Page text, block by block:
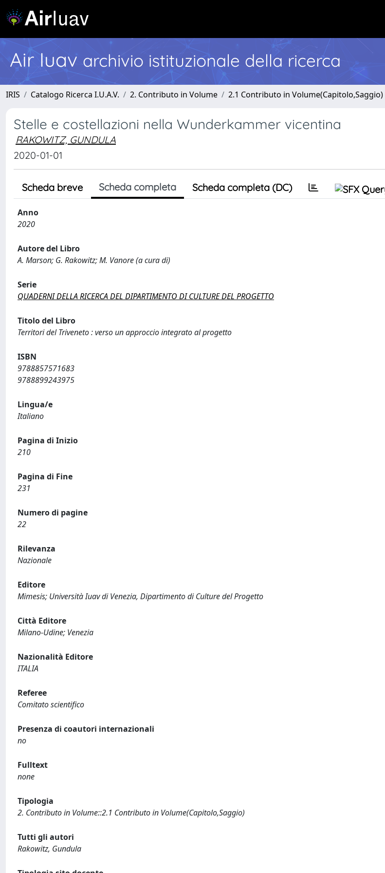
Air Iuav archivio istituzionale della ricerca
IRIS Catalogo Ricerca I.U.A.V. 2. Contributo in Volume 2.1 Contributo in Volume(Capitolo,Saggio)
Stelle e costellazioni nella Wunderkammer vicentina
RAKOWITZ, GUNDULA
2020-01-01
Scheda breve Scheda completa Scheda completa (DC)
Anno
2020
Autore del Libro
A. Marson; G. Rakowitz; M. Vanore (a cura di)
Serie
QUADERNI DELLA RICERCA DEL DIPARTIMENTO DI CULTURE DEL PROGETTO
Titolo del Libro
Territori del Triveneto : verso un approccio integrato al progetto
ISBN
9788857571683
9788899243975
Lingua/e
Italiano
Pagina di Inizio
210
Pagina di Fine
231
Numero di pagine
22
Rilevanza
Nazionale
Editore
Mimesis; Università Iuav di Venezia, Dipartimento di Culture del Progetto
Città Editore
Milano-Udine; Venezia
Nazionalità Editore
ITALIA
Referee
Comitato scientifico
Presenza di coautori internazionali
no
Fulltext
none
Tipologia
2. Contributo in Volume::2.1 Contributo in Volume(Capitolo,Saggio)
Tutti gli autori
Rakowitz, Gundula